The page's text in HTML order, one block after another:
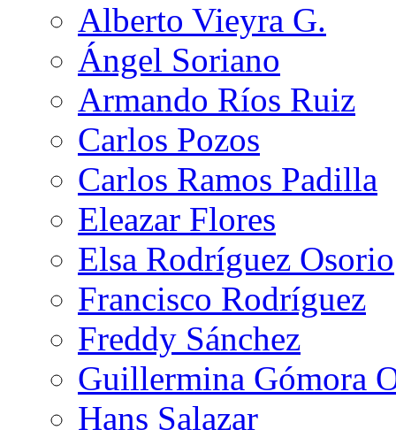
Alberto Vieyra G.
Ángel Soriano
Armando Ríos Ruiz
Carlos Pozos
Carlos Ramos Padilla
Eleazar Flores
Elsa Rodríguez Osorio
Francisco Rodríguez
Freddy Sánchez
Guillermina Gómora
Hans Salazar